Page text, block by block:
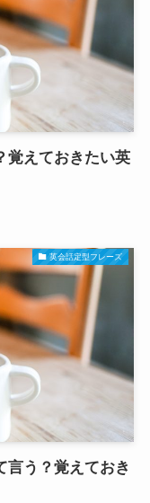
覚えておきたい英
英会話定型フレーズ
言う？覚えておき